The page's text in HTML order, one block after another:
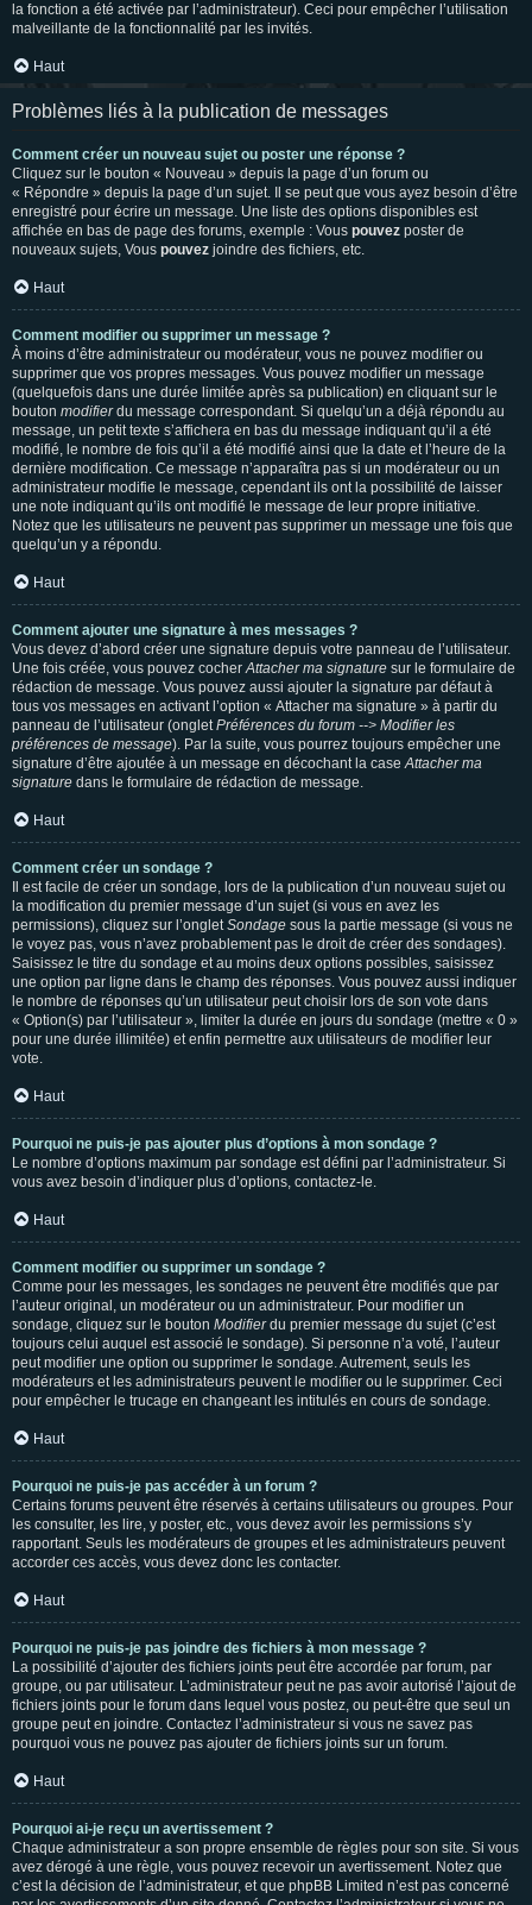
la fonction a été activée par l’administrateur). Ceci pour empêcher l’utilisation
malveillante de la fonctionnalité par les invités.
Haut
Problèmes liés à la publication de messages
Comment créer un nouveau sujet ou poster une réponse ?
Cliquez sur le bouton « Nouveau » depuis la page d’un forum ou
« Répondre » depuis la page d’un sujet. Il se peut que vous ayez besoin d’être
enregistré pour écrire un message. Une liste des options disponibles est
affichée en bas de page des forums, exemple : Vous pouvez poster de
nouveaux sujets, Vous pouvez joindre des fichiers, etc.
Haut
Comment modifier ou supprimer un message ?
À moins d’être administrateur ou modérateur, vous ne pouvez modifier ou
supprimer que vos propres messages. Vous pouvez modifier un message
(quelquefois dans une durée limitée après sa publication) en cliquant sur le
bouton modifierdu message correspondant. Si quelqu’un a déjà répondu au
message, un petit texte s’affichera en bas du message indiquant qu’il a été
modifié, le nombre de fois qu’il a été modifié ainsi que la date et l’heure de la
dernière modification. Ce message n’apparaîtra pas si un modérateur ou un
administrateur modifie le message, cependant ils ont la possibilité de laisser
une note indiquant qu’ils ont modifié le message de leur propre initiative.
Notez que les utilisateurs ne peuvent pas supprimer un message une fois que
quelqu’un y a répondu.
Haut
Comment ajouter une signature à mes messages ?
Vous devez d’abord créer une signature depuis votre panneau de l’utilisateur.
Une fois créée, vous pouvez cocherAttacher ma signature sur le formulaire de
rédaction de message. Vous pouvez aussi ajouter la signature par défaut à
tous vos messages en activant l’option « Attacher ma signature » à partir du
panneau de l’utilisateur (ongletPréférences du forum --> Modifier les
préférences de message). Par la suite, vous pourrez toujours empêcher une
signature d’être ajoutée à un message en décochant la caseAttacher ma
signature dans le formulaire de rédaction de message.
Haut
Comment créer un sondage ?
Il est facile de créer un sondage, lors de la publication d’un nouveau sujet ou
la modification du premier message d’un sujet (si vous en avez les
permissions), cliquez sur l’ongletSondage sous la partie message (si vous ne
le voyez pas, vous n’avez probablement pas le droit de créer des sondages).
Saisissez le titre du sondage et au moins deux options possibles, saisissez
une option par ligne dans le champ des réponses. Vous pouvez aussi indiquer
le nombre de réponses qu’un utilisateur peut choisir lors de son vote dans
« Option(s) par l’utilisateur », limiter la durée en jours du sondage (mettre « 0 »
pour une durée illimitée) et enfin permettre aux utilisateurs de modifier leur
vote.
Haut
Pourquoi ne puis-je pas ajouter plus d’options à mon sondage ?
Le nombre d’options maximum par sondage est défini par l’administrateur. Si
vous avez besoin d’indiquer plus d’options, contactez-le.
Haut
Comment modifier ou supprimer un sondage ?
Comme pour les messages, les sondages ne peuvent être modifiés que par
l’auteur original, un modérateur ou un administrateur. Pour modifier un
sondage, cliquez sur le bouton Modifierdu premier message du sujet (c’est
toujours celui auquel est associé le sondage). Si personne n’a voté, l’auteur
peut modifier une option ou supprimer le sondage. Autrement, seuls les
modérateurs et les administrateurs peuvent le modifier ou le supprimer. Ceci
pour empêcher le trucage en changeant les intitulés en cours de sondage.
Haut
Pourquoi ne puis-je pas accéder à un forum ?
Certains forums peuvent être réservés à certains utilisateurs ou groupes. Pour
les consulter, les lire, y poster, etc., vous devez avoir les permissions s’y
rapportant. Seuls les modérateurs de groupes et les administrateurs peuvent
accorder ces accès, vous devez donc les contacter.
Haut
Pourquoi ne puis-je pas joindre des fichiers à mon message ?
La possibilité d’ajouter des fichiers joints peut être accordée par forum, par
groupe, ou par utilisateur. L’administrateur peut ne pas avoir autorisé l’ajout de
fichiers joints pour le forum dans lequel vous postez, ou peut-être que seul un
groupe peut en joindre. Contactez l’administrateur si vous ne savez pas
pourquoi vous ne pouvez pas ajouter de fichiers joints sur un forum.
Haut
Pourquoi ai-je reçu un avertissement ?
Chaque administrateur a son propre ensemble de règles pour son site. Si vous
avez dérogé à une règle, vous pouvez recevoir un avertissement. Notez que
c’est la décision de l’administrateur, et que phpBB Limited n’est pas concerné